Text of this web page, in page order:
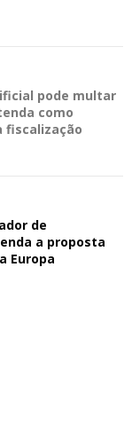
pode multar
como
fiscalização
de
a proposta
Europa